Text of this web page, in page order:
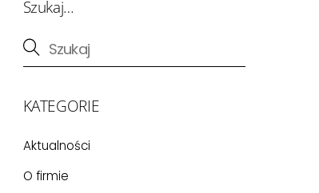
Szukaj…
KATEGORIE
Aktualności
O firmie